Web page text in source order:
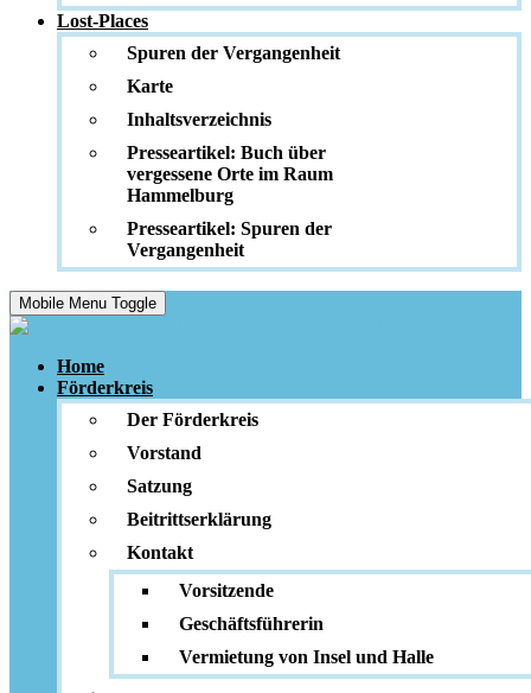
Lost-Places
Spuren der Vergangenheit
Karte
Inhaltsverzeichnis
Presseartikel: Buch über
vergessene Orte im Raum
Hammelburg
Presseartikel: Spuren der
Vergangenheit
Mobile Menu Toggle
Home
Förderkreis
Der Förderkreis
Vorstand
Satzung
Beitrittserklärung
Kontakt
Vorsitzende
Geschäftsführerin
Vermietung von Insel und Halle